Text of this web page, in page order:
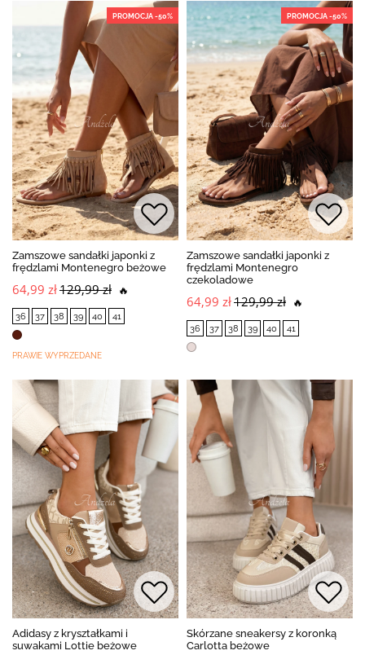
PROMOCJA -50%
Zamszowe sandałki japonki z
frędzlami Montenegro beżowe
64,99 zł129,99 zł 🔥
36 37 38 39 40 41
PRAWIE WYPRZEDANE
PROMOCJA -50%
Zamszowe sandałki japonki z
frędzlami Montenegro
czekoladowe
64,99 zł129,99 zł 🔥
36 37 38 39 40 41
Adidasy z kryształkami i
suwakami Lottie beżowe
Skórzane sneakersy z koronką
Carlotta beżowe